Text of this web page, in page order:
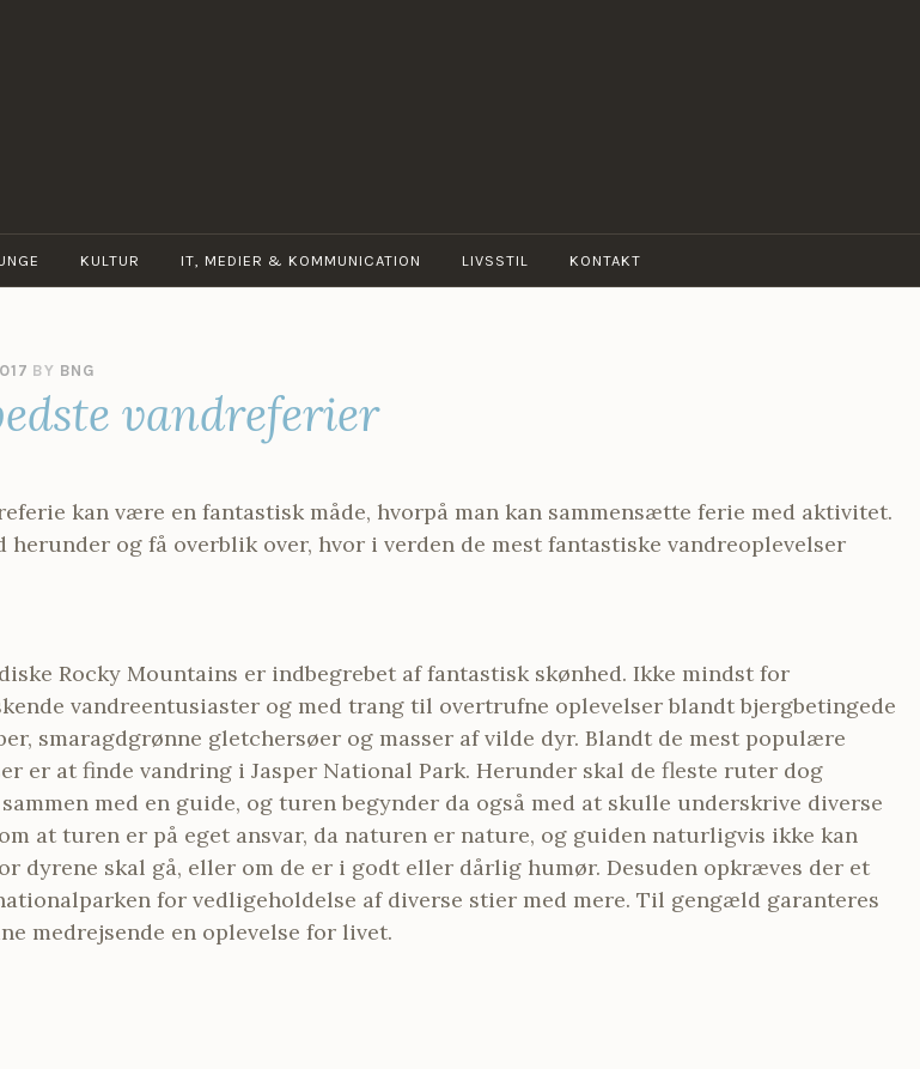
KULTUR IT, MEDIER & KOMMUNICATION LIVSSTIL KONTAKT
BY BNG
vandreferier
kan være en fantastisk måde, hvorpå man kan sammensætte ferie med aktivitet.
herunder og få overblik over, hvor i verden de mest fantastiske vandreoplevelser
Rocky Mountains er indbegrebet af fantastisk skønhed. Ikke mindst for
vandreentusiaster og med trang til overtrufne oplevelser blandt bjergbetingede
smaragdgrønne gletchersøer og masser af vilde dyr. Blandt de mest populære
er at finde vandring i Jasper National Park. Herunder skal de fleste ruter dog
med en guide, og turen begynder da også med at skulle underskrive diverse
at turen er på eget ansvar, da naturen er nature, og guiden naturligvis ikke kan
dyrene skal gå, eller om de er i godt eller dårlig humør. Desuden opkræves der et
for vedligeholdelse af diverse stier med mere. Til gengæld garanteres
medrejsende en oplevelse for livet.